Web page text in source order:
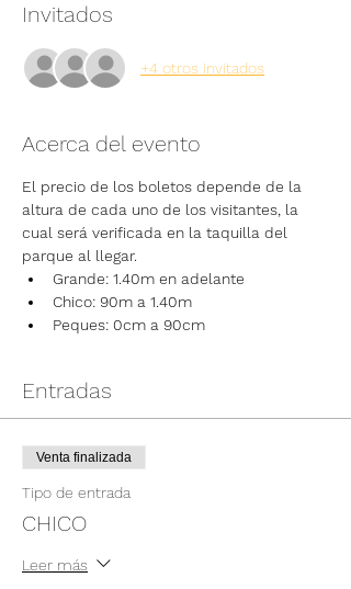
Invitados
+4 otros invitados
Acerca del evento
El precio de los boletos depende de la
altura de cada uno de los visitantes, la
cual será verificada en la taquilla del
parque al llegar.
Grande: 1.40m en adelante
Chico: 90m a 1.40m
Peques: 0cm a 90cm
Entradas
Venta finalizada
Tipo de entrada
CHICO
Leer más